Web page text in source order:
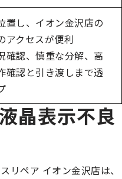
置し、イオン金沢店の
アクセスが便利
確認、慎重な分解、高
確認と引き渡しまで透
晶表示不良
リペア イオン金沢店は、